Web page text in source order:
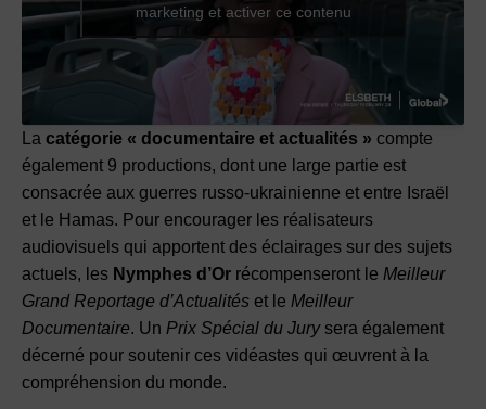
marketing et activer ce contenu
La catégorie « documentaire et actualités » compte
également 9 productions, dont une large partie est
consacrée aux guerres russo-ukrainienne et entre Israël
et le Hamas. Pour encourager les réalisateurs
audiovisuels qui apportent des éclairages sur des sujets
actuels, les Nymphes d’Or récompenseront le Meilleur
Grand Reportage d’Actualités et le Meilleur
Documentaire. Un Prix Spécial du Jurysera également
décerné pour soutenir ces vidéastes qui œuvrent à la
compréhension du monde.